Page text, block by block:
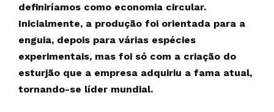
definiríamos como economia circular.
Inicialmente, a produção foi orientada para a
enguia, depois para várias espécies
experimentais, mas foi só com a criação do
esturjão que a empresa adquiriu a fama atual,
tornando-se líder mundial.